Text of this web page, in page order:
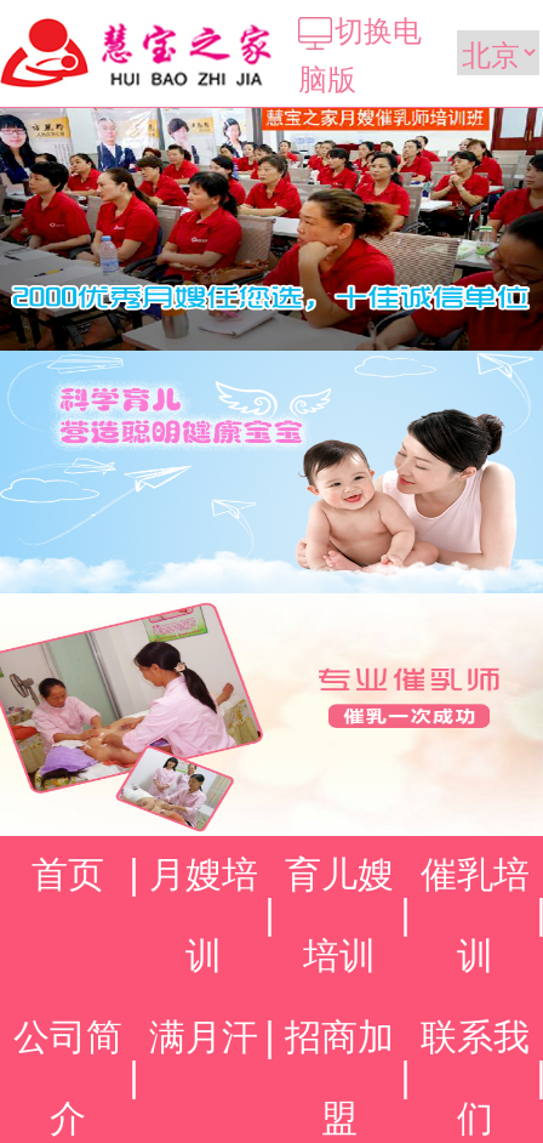
切换电
脑版
首页
月嫂培
训
育儿嫂
培训
催乳培
训
公司简
介
满月汗 招商加
盟
联系我
们